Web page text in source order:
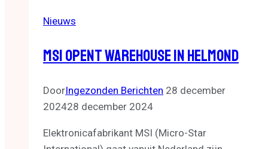
Nieuws
MSI Opent Warehouse In Helmond
DoorIngezonden Berichten 28 december
202428 december 2024
Elektronicafabrikant MSI (Micro-Star